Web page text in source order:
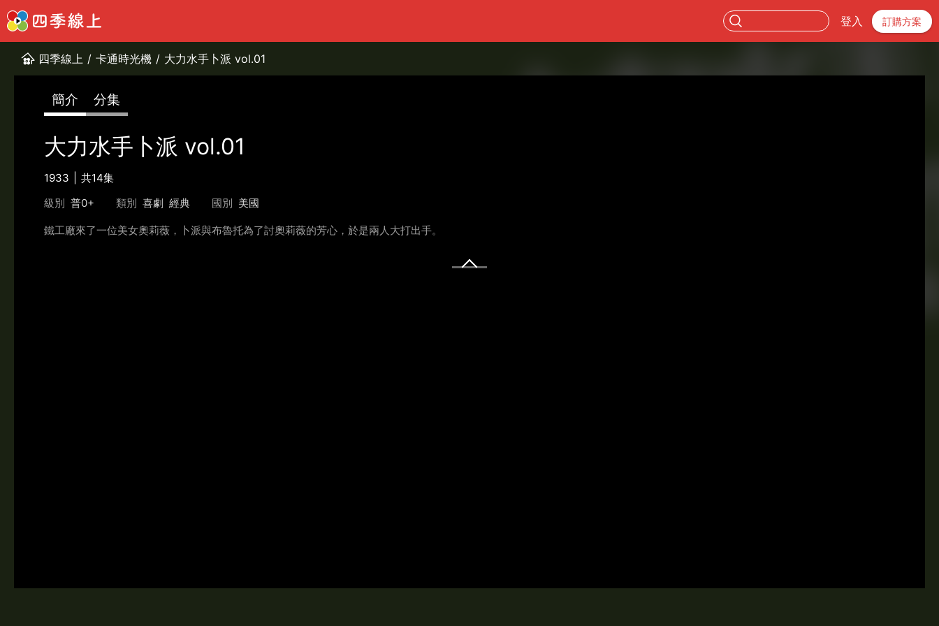
登入 訂購方案
四季線上 / 卡通時光機 / 大力水手卜派 vol.01
簡介 分集
大力水手卜派 vol.01
1933
共14集
級別 普0+ 類別 喜劇 經典 國別 美國
鐵工廠來了一位美女奧莉薇，卜派與布魯托為了討奧莉薇的芳心，於是兩人大打出手。